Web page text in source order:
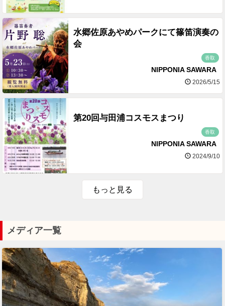
水郷佐原あやめパークにて篠笛演奏の
会
香取
NIPPONIA SAWARA
2026/5/15
第20回与田浦コスモスまつり
香取
NIPPONIA SAWARA
2024/9/10
もっと見る
メディア一覧